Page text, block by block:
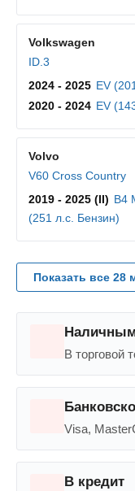
Volkswagen
ID.3
2024 - 2025 EV
2020 - 2024 EV
Volvo
V60 Cross Country
2019 - 2025 (II) B4
(251 л.с. Бензин)
Показать все 28
В торговой
Visa,
В кредит